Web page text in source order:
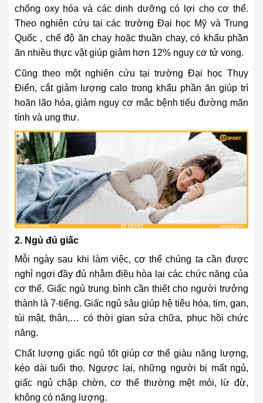
chống oxy hóa và các dinh dưỡng có lợi cho cơ thể.
Theo nghiên cứu tại các trường Đại học Mỹ và Trung
Quốc , chế độ ăn chay hoặc thuần chay, có khẩu phần
ăn nhiều thực vật giúp giảm hơn 12% nguy cơ tử vong.
Cũng theo một nghiên cứu tại trường Đại học Thụy
Điển, cắt giảm lượng calo trong khẩu phần ăn giúp trì
hoãn lão hóa, giảm nguy cơ mắc bệnh tiểu đường mãn
tính và ung thư.
2. Ngủ đủ giấc
Mỗi ngày sau khi làm việc, cơ thể chúng ta cần được
nghỉ ngơi đầy đủ nhằm điều hòa lại các chức năng của
cơ thể. Giấc ngủ trung bình cần thiết cho người trưởng
thành là 7-tiếng. Giấc ngủ sâu giúp hệ tiêu hóa, tim, gan,
túi mật, thận,… có thời gian sửa chữa, phục hồi chức
năng.
Chất lượng giấc ngủ tốt giúp cơ thể giàu năng lượng,
kéo dài tuổi thọ. Ngược lại, những người bị mất ngủ,
giấc ngủ chập chờn, cơ thể thường mệt mỏi, lừ đừ,
không có năng lượng.